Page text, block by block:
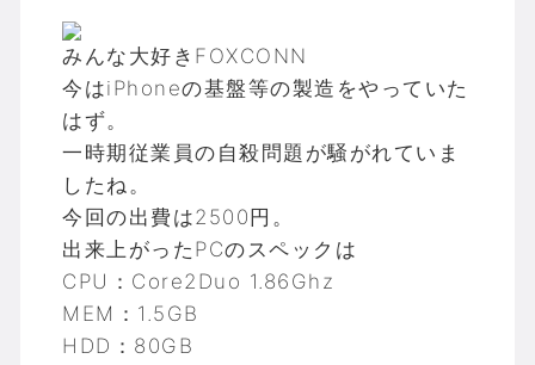
みんな大好きFOXCONN
今はiPhoneの基盤等の製造をやっていた
はず。
一時期従業員の自殺問題が騒がれていま
したね。
今回の出費は2500円。
出来上がったPCのスペックは
CPU：Core2Duo 1.86Ghz
MEM：1.5GB
HDD：80GB